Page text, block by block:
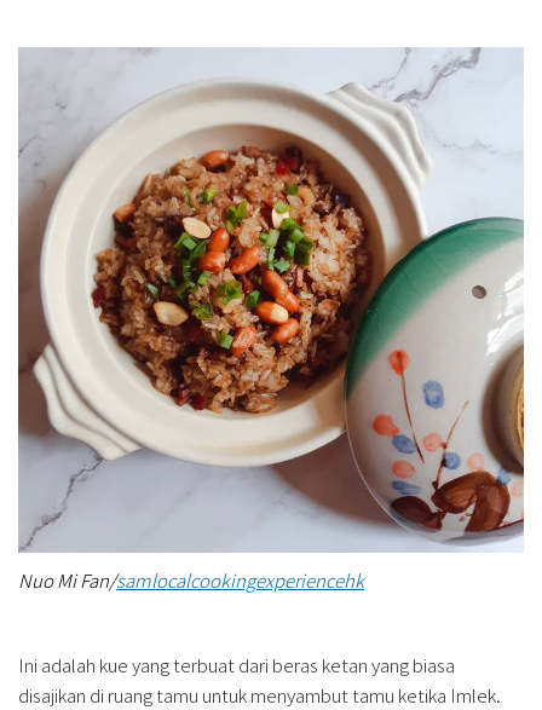
Nuo Mi Fan/samlocalcookingexperiencehk
Ini adalah kue yang terbuat dari beras ketan yang biasa
disajikan di ruang tamu untuk menyambut tamu ketika Imlek.